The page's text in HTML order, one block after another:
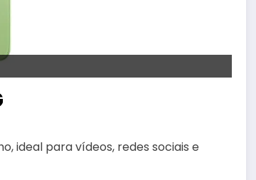
ideal para vídeos, redes sociais e